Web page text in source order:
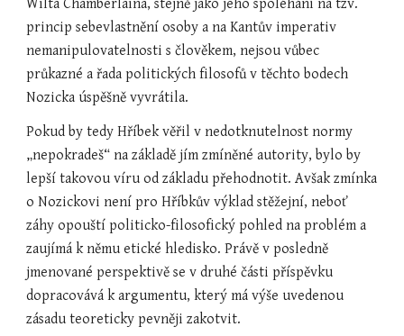
Wilta Chamberlaina, stejně jako jeho spoléhání na tzv.
princip sebevlastnění osoby a na Kantův imperativ
nemanipulovatelnosti s člověkem, nejsou vůbec
průkazné a řada politických filosofů v těchto bodech
Nozicka úspěšně vyvrátila.
Pokud by tedy Hříbek věřil v nedotknutelnost normy
„nepokradeš“ na základě jím zmíněné autority, bylo by
lepší takovou víru od základu přehodnotit. Avšak zmínka
o Nozickovi není pro Hříbkův výklad stěžejní, neboť
záhy opouští politicko-filosofický pohled na problém a
zaujímá k němu etické hledisko. Právě v posledně
jmenované perspektivě se v druhé části příspěvku
dopracovává k argumentu, který má výše uvedenou
zásadu teoreticky pevněji zakotvit.